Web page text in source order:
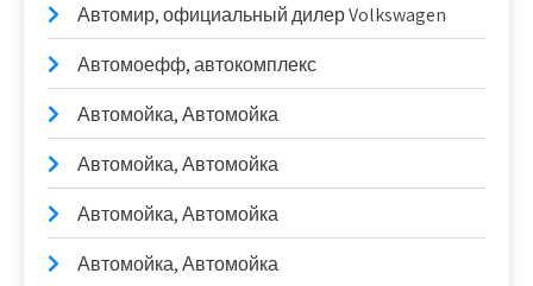
Автомир, официальный дилер Volkswagen
Автомоефф, автокомплекс
Автомойка, Автомойка
Автомойка, Автомойка
Автомойка, Автомойка
Автомойка, Автомойка